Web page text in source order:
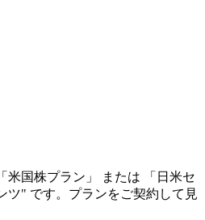
米国株プラン 」 または 「 日米セ
ツ" です。プランをご契約して見